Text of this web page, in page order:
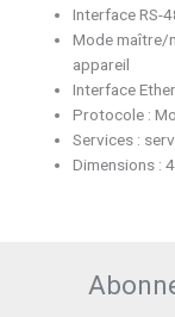
Interface RS-
Mode maître/
appareil
Interface
Protocole :
Services :
Dimensions :